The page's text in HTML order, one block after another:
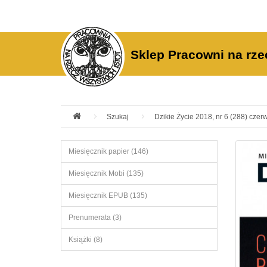
Sklep Pracowni na
Szukaj Dzikie Życie 2018, nr 6 (288)
Miesięcznik papier (146)
Miesięcznik Mobi (135)
Miesięcznik EPUB (135)
Prenumerata (3)
Książki (8)